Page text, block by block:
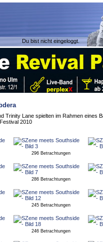
Du bist nicht eingeloggt.
Trinity Lane spielten im Rahmen eines
2010
296 Betrachtungen
286 Betrachtungen
245 Betrachtungen
246 Betrachtungen